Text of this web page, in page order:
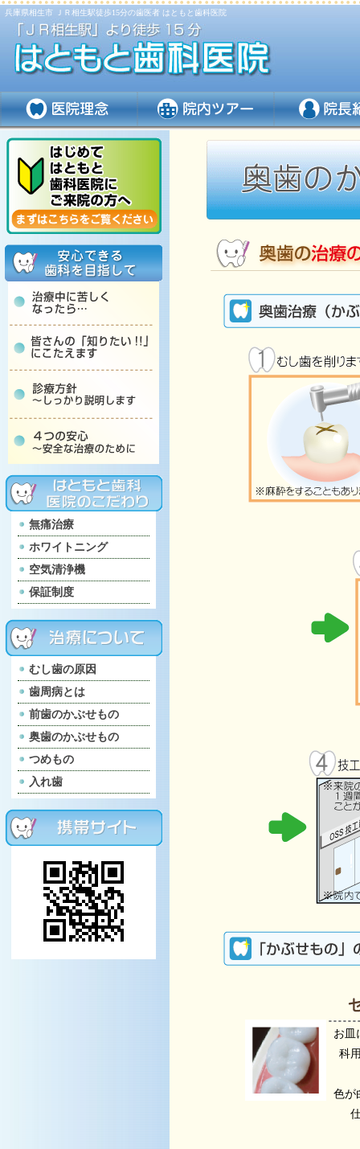
兵庫県相生市 ＪＲ相生駅徒歩15分の歯医者 はともと歯科医院
無痛治療
ホワイトニング
空気清浄機
保証制度
むし歯の原因
歯周病とは
前歯のかぶせもの
奥歯のかぶせもの
つめもの
入れ歯
お皿
科
色が